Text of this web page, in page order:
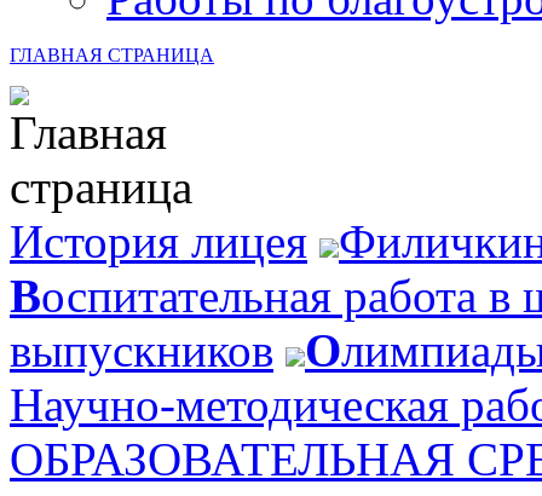
ГЛАВНАЯ СТРАНИЦА
История лицея
Воспитательная работа в
выпускников
О
Научно-методическая
ОБРАЗОВАТЕЛЬНАЯ